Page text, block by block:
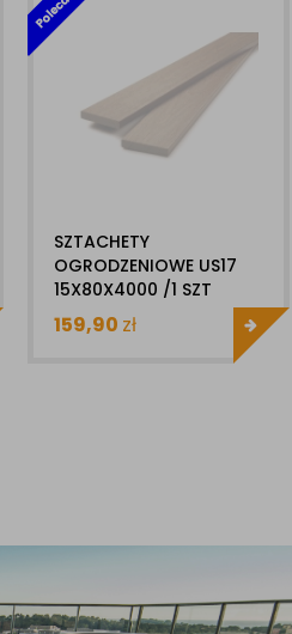
SZTACHETY
OGRODZENIOWE US17
15X80X4000 /1 SZT
ULTRASHIELD
159,90 zł